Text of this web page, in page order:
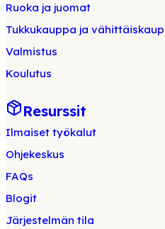
Ruoka ja juomat
Tukkukauppa ja
Valmistus
Koulutus
Resurssit
Ilmaiset työkalut
Ohjekeskus
FAQs
Blogit
Järjestelmän tila